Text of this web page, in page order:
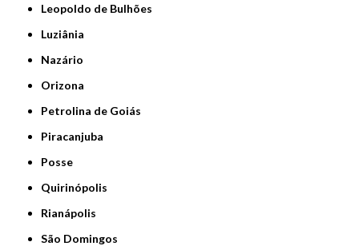
Leopoldo de Bulhões
Luziânia
Nazário
Orizona
Petrolina de Goiás
Piracanjuba
Posse
Quirinópolis
Rianápolis
São Domingos